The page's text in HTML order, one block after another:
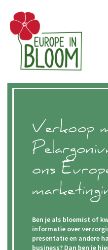
Verkoop
ons
Ben je als bloemist of
informatie over
presentatie en andere
business? Dan ben je